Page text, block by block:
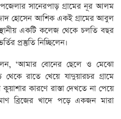
সানেরপাড় গ্রামের নূর আলম
হোসেন আশিক একই গ্রামের আবুল
একটি কলেজ থেকে চলতি বছর
প্রস্তুতি নিচ্ছিলেন।
‘আমার বোনের ছেলে ও মেঝো
রাতে খেয়ে যাদুয়ারচর গ্রামে
কারণে রাস্তা দেখতে না পেয়ে
ব্রিজের খাদে পড়ে একজন মারা